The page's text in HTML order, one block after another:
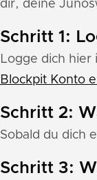
dir, deine
Schritt 1:
Logge dich
Blockpit Konto
Schritt 2:
Sobald du dich
Schritt 3: